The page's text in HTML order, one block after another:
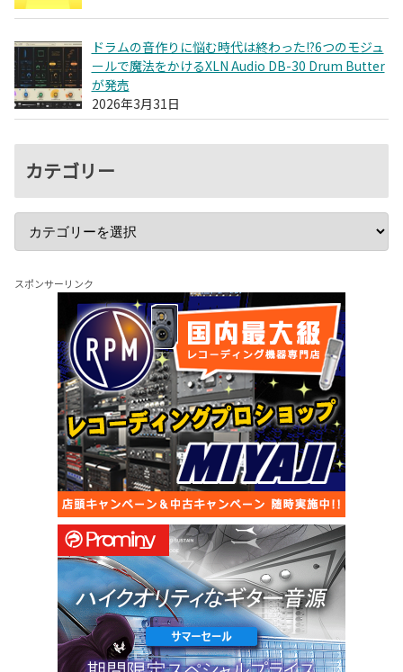
ドラムの音作りに悩む時代は終わった!?6つのモジュ
ールで魔法をかけるXLN Audio DB-30 Drum Butter
が発売
2026年3月31日
カテゴリー
スポンサーリンク